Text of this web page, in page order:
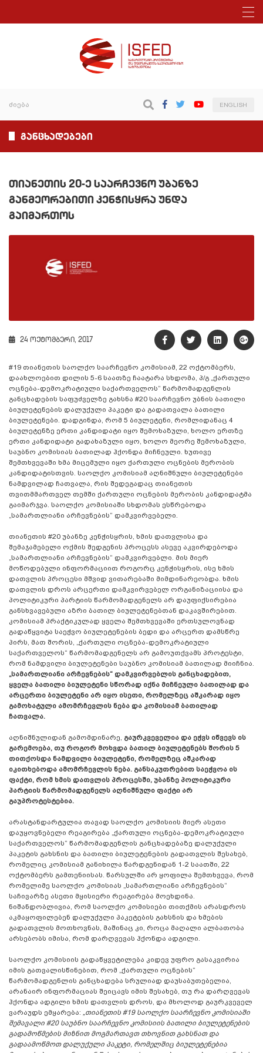
ENGLISH
განცხადებები
თიანეთის 20-ე საარჩევნო უბანზე
განმეორებითი კენჭისყრა უნდა
გაიმართოს
24 ოქტომბერი, 2017
#19 თიანეთის საოლქო საარჩევნო კომისიამ, 22 ოქტომბერს,
დაახლოებით დილის 5-6 საათზე ჩაატარა სხდომა, პ/გ „ქართული
ოცნება-დემოკრატიული საქართველოს“ წარმომადგენლის
განცხადების საფუძველზე გახსნა #20 საარჩევნო უბნის ბათილი
ბიულეტენების დალუქული პაკეტი და გადათვალა ბათილი
ბიულეტენები. დადგინდა, რომ 5 ბიულეტენი, რომლიდანაც 4
ბიულეტენზე ერთი კანდიდატი იყო შემოხაზული, ხოლო ერთზე
ერთი კანდიდატი გადახაზული იყო, ხოლო მეორე შემოხაზული,
საუბნო კომისიას ბათილად ჰქონდა მიჩნეული. ხუთივე
შემთხვევაში ხმა მიცემული იყო ქართული ოცნების მერობის
კანდიდატისთვის. საოლქო კომისიამ აღნიშნული ბიულეტენები
ნამდვილად ჩათვალა, რის შედეგადაც თიანეთის
თვითმმართველ თემში ქართული ოცნების მერობის კანდიდატმა
გაიმარჯვა. საოლქო კომისიაში სხდომას ესწრებოდა
„სამართლიანი არჩევნების“ დამკვირვებელი.
თიანეთის #20 უბანზე კენჭისყრის, ხმის დათვლისა და
შემაჯამებელი ოქმის შედგენის პროცესს ასევე აკვირდებოდა
„სამართლიანი არჩევნების“ დამკვირვებლი. მის მიერ
მოწოდებული ინფორმაციით როგორც კენჭისყრის, ისე ხმის
დათვლის პროცესი მშვიდ ვითარებაში მიმდინარეობდა. ხმის
დათვლის დროს არცერთი დამკვირვებელ ორგანიზაციისა და
პოლიტიკური პარტიის წარმომადგენელს არ დაუფიქსირებია
განსხვავებული აზრი ბათილ ბიულეტენებთან დაკავშირებით.
კომისიამ პრაქტიკულად ყველა შემთხვევაში ერთსულოვნად
გადაწყვიტა საეჭვო ბიულეტენების ბედი და არცერთ დამსწრე
პირს, მათ შორის, „ქართული ოცნება-დემოკრატიული
საქართველოს“ წარმომადგენელს არ გამოუთქვამს პროტესტი,
რომ ნამდვილი ბიულეტენები საუბნო კომისიამ ბათილად მიიჩნია.
„სამართლიანი არჩევნების“ დამკვირვებლის განცხადებით,
ყველა ბათილი ბიულეტენი სწორად იქნა მიჩნეული ბათილად და
არცერთი ბიულეტენი არ იყო ისეთი, რომელზეც აშკარად იყო
გამოხატული ამომრჩევლის ნება და კომისიამ ბათილად
ჩათვალა.
აღნიშნულიდან გამომდინარე, გაურკვეველია და ეჭვს იწვევს ის
გარემოება, თუ როგორ მოხვდა ბათილ ბიულეტენებს შორის 5
თითქოსდა ნამდვილი ბიულეტენი, რომელზეც აშკარად
იკითხებოდა ამომრჩევლის ნება. განსაკუთრებით საეჭვოა ის
ფაქტი, რომ ხმის დათვლის პროცესში, უბანზე პოლიტიკური
პარტიის წარმომადგენელს აღნიშნული ფაქტი არ
გაუპროტესტებია.
არასტანდარტულია თავად საოლქო კომისიის მიერ ასეთი
დაუყოვნებელი რეაგირება „ქართული ოცნება-დემოკრატიული
საქართველოს“ წარმომადგენლის განცხადებაზე დალუქული
პაკეტის გახსნის და ბათილი ბიულეტენების გადათვლის შესახებ,
რომელიც კომისიამ განიხილა წარდგენიდან 1-2 საათში, 22
ოქტომბერს გამთენიისას. წარსულში არ ყოფილა შემთხვევა, რომ
რომელიმე საოლქო კომისიას „სამართლიანი არჩევნების“
საჩივარზე ასეთი მყისიერი რეაგირება მოეხდინა.
ნიშანდობლივია, რომ საოლქო კომისიები თითქმის არასდროს
აკმაყოფილებენ დალუქული პაკეტების გახსნის და ხმების
გადათვლის მოთხოვნას, მაშინაც კი, როცა მაღალი ალბათობა
არსებობს იმისა, რომ დარღვევას ჰქონდა ადგილი.
საოლქო კომისიის გადაწყვეტილება კიდევ უფრო გასაკვირია
იმის გათვალისწინებით, რომ „ქართული ოცნების“
წარმომადგენლის განცხადება სრულიად დაუსაბუთებელია,
არანაირ ინფორმაციას შეიცავს იმის შესახებ, თუ რა დარღვევას
ჰქონდა ადგილი ხმის დათვლის დროს, და მხოლოდ გაურკვეველ
ვარაუდს ემყარება: „თიანეთის #19 საოლქო საარჩევნო კომისიაში
შემავალი #20 საუბნო საარჩევნო კომისიის ბათილი ბიულეტენების
გადამოწმების მიზნით მოგმართავთ თხოვნით გახსნათ და
გადაამოწმოთ დალუქული პაკეტი, რომელშიც ბიულეტენებია